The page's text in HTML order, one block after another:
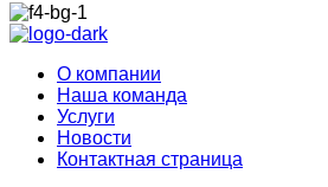
О компании
Наша команда
Услуги
Новости
Контактная страница